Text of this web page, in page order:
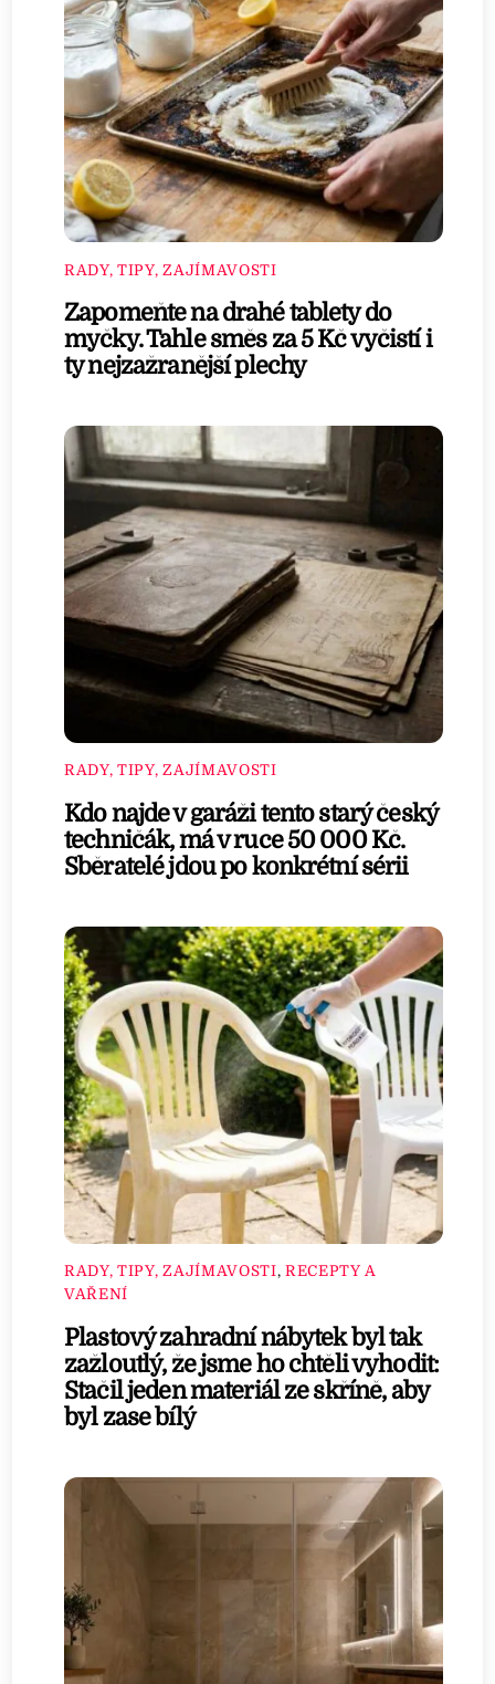
RADY, TIPY, ZAJÍMAVOSTI
Zapomeňte na drahé tablety do
myčky. Tahle směs za 5 Kč vyčistí i
ty nejzažranější plechy
RADY, TIPY, ZAJÍMAVOSTI
Kdo najde v garáži tento starý český
techničák, má v ruce 50 000 Kč.
Sběratelé jdou po konkrétní sérii
RADY, TIPY, ZAJÍMAVOSTI, RECEPTY A
VAŘENÍ
Plastový zahradní nábytek byl tak
zažloutlý, že jsme ho chtěli vyhodit:
Stačil jeden materiál ze skříně, aby
byl zase bílý